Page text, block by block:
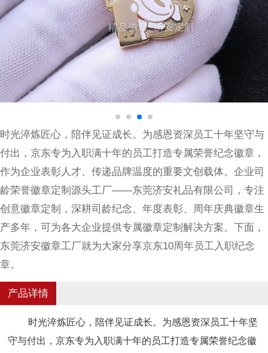
时光淬炼匠心，陪伴见证成长。为感恩资深员工十年坚守与
付出，京东专为入职满十年的员工打造专属荣誉纪念徽章，
作为企业表彰人才、传递品牌温度的重要文创载体。企业司
龄荣誉徽章定制源头工厂——东莞济安礼品有限公司，专注
创意徽章定制，深耕司龄纪念、年度表彰、周年庆典徽章生
产多年，可为各大企业提供专属徽章定制解决方案。下面，
东莞济安徽章工厂就为大家分享京东10周年员工入职纪念
章。
产品详情
时光淬炼匠心，陪伴见证成长。为感恩资深员工十年坚
守与付出，京东专为入职满十年的员工打造专属荣誉纪念徽